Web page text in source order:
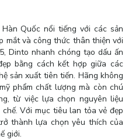
Quốc nổi tiếng với các sản
mắt và công thức thân thiện với
Dinto nhanh chóng tạo dấu ấn
bằng cách kết hợp giữa các
sản xuất tiên tiến. Hãng không
phẩm chất lượng mà còn chú
từ việc lựa chọn nguyên liệu
Với mục tiêu lan tỏa vẻ đẹp
thành lựa chọn yêu thích của
giới.